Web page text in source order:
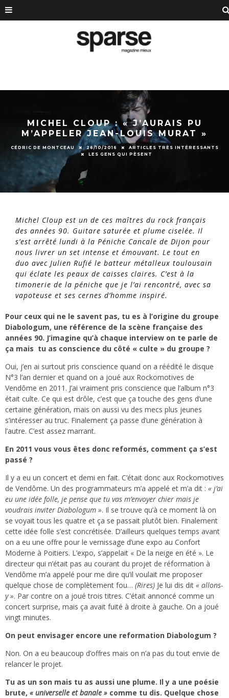
MICHEL CLOUP : « J’AURAIS PU
M’APPELER JEAN-LOUIS MURAT »
CÉDRIC DE MONTCEAU 26/10/2016
ARTICLES TRÈS INTÉRESSANTS
LES GENS QUI PÈSENT
Michel Cloup est un de ces maîtres du rock français
des années 90. Guitare saturée et plume ciselée. Il
s’est arrêté lundi à la Péniche Cancale de Dijon pour
nous livrer un set intense et émouvant. Le tout en
duo avec Julien Rufié le batteur métalleux toulousain
qui éclate les peaux de caisses claires. C’est à la
timonerie de la péniche que je l’ai rencontré, avec sa
vapoteuse et ses cernes d’homme inspiré.
Pour ceux qui ne le savent pas, tu es à l’origine du groupe
Diabologum, une référence de la scène française des
années 90. J’imagine qu’à chaque interview on te parle de
ça mais tu as conscience du côté « culte » du groupe ?
Oui, j’en ai surtout pris conscience quand on a réédité le disque
N°3 l’an dernier et quand on a joué aux Rockomotives de
Vendôme en 2011. J’ai vraiment pris conscience que l’album n°3
était culte. Ce qui est drôle, c’est que ça touche des gens d’une
certaine génération, mais on aussi vu des mecs plus jeunes
s’intéresser au truc. Finalement ça passe d’une génération à
l’autre. C’est assez marrant.
En 2011 vous vous êtes donc reformés, comment ça s’est
passé ?
Il y a eu un concert et demi en fait. C’était donc aux Rockomotives
de Vendôme. Un des programmateurs m’a appelé et m’a dit : « j’ai
eu une idée folle, je pense que tu vas m’envoyer chier mais je
voudrais inviter Diabologum ». Il se trouve qu’à ce moment là on
se voyait tous les quatre et ça se passait plutôt bien. Finalement
cette idée folle s’est concrétisée. D’ailleurs quelques temps avant
on a eu une offre pour le vernissage d’une expo au Confort
Moderne à Poitiers. L’expo, s’appelait « De la neige en été ». Le
directeur qui n’était pas au courant du projet de réformation à
Vendôme m’a appelé pour me dire qu’il voulait me proposer
quelque chose de complètement fou… (Rires) Je lui dis dit « allons-
y ». Par contre on a joué trois titres. C’était annoncé comme un
concert surprise, mais ça avait fuité à droite à gauche. On a joué
vingt minutes.
On peut envisager encore une reformation Diabologum ?
Non. On a eu beaucoup d’offres mais on n’a pas du tout envie de
relancer le projet.
Tu as un son mais tu as aussi une plume. Il y a une poésie
brute, « universelle et banale » comme tu dis. Quelque chose